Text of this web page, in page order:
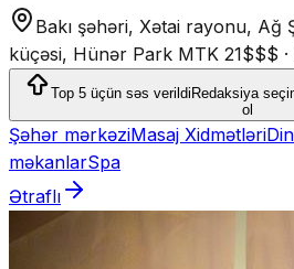
Bakı şəhəri, Xətai rayonu, Ağ
küçəsi, Hünər Park MTK 21$$$ ·
Top 5 üçün səs verildi Redaksiya
ol
Şəhər mərkəziMasaj Xidmətləri
məkanlarSpa
Ətraflı